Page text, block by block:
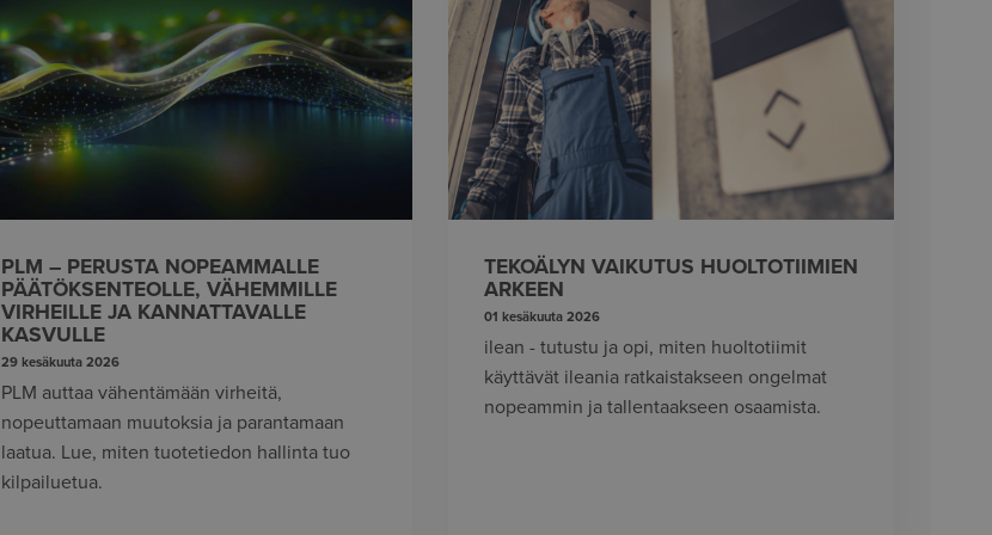
PLM – PERUSTA NOPEAMMALLE
PÄÄTÖKSENTEOLLE, VÄHEMMILLE
VIRHEILLE JA KANNATTAVALLE
KASVULLE
29 kesäkuuta 2026
PLM auttaa vähentämään virheitä,
nopeuttamaan muutoksia ja parantamaan
laatua. Lue, miten tuotetiedon hallinta tuo
kilpailuetua.
TEKOÄLYN VAIKUTUS HUOLTOTIIMIEN
ARKEEN
01 kesäkuuta 2026
ilean - tutustu ja opi, miten huoltotiimit
käyttävät ileania ratkaistakseen ongelmat
nopeammin ja tallentaakseen osaamista.